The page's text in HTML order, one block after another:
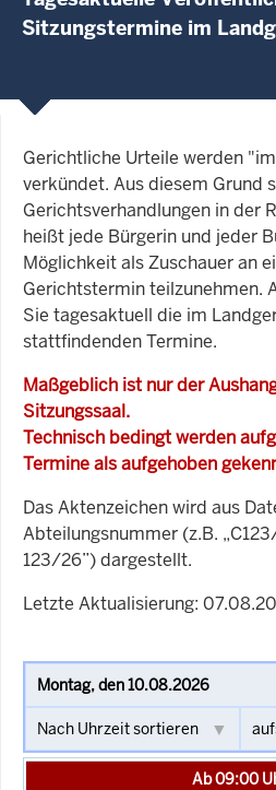
Sitzungstermine im
Gerichtliche Urteile werden
verkündet. Aus diesem Grund
Gerichtsverhandlungen in der
heißt jede Bürgerin und jeder
Möglichkeit als Zuschauer an
Gerichtstermin teilzunehmen.
Sie tagesaktuell die im
stattfindenden Termine.
Maßgeblich ist nur der
Sitzungssaal.
Technisch bedingt werden
Termine als aufgehoben
Das Aktenzeichen wird aus
Abteilungsnummer (z.B.
123/26”) dargestellt.
Letzte Aktualisierung:
Ab 09:00